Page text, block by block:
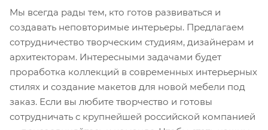
Мы всегда рады тем, кто готов развиваться и
создавать неповторимые интерьеры. Предлагаем
сотрудничество творческим студиям, дизайнерам и
архитекторам. Интересными задачами будет
проработка коллекций в современных интерьерных
стилях и создание макетов для новой мебели под
заказ. Если вы любите творчество и готовы
сотрудничать с крупнейшей российской компанией